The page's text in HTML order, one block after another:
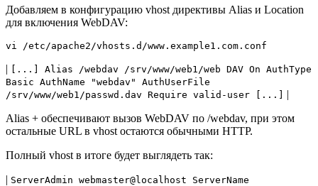
Добавляем в конфигурацию vhost директивы Alias и Location
для включения WebDAV:
vi /etc/apache2/vhosts.d/www.example1.com.conf
| [...] Alias /webdav /srv/www/web1/web DAV On AuthType
Basic AuthName "webdav" AuthUserFile
/srv/www/web1/passwd.dav Require valid-user
[...] |
Alias + обеспечивают вызов WebDAV по /webdav, при этом
остальные URL в vhost остаются обычными HTTP.
Полный vhost в итоге будет выглядеть так:
| ServerAdmin webmaster@localhost ServerName